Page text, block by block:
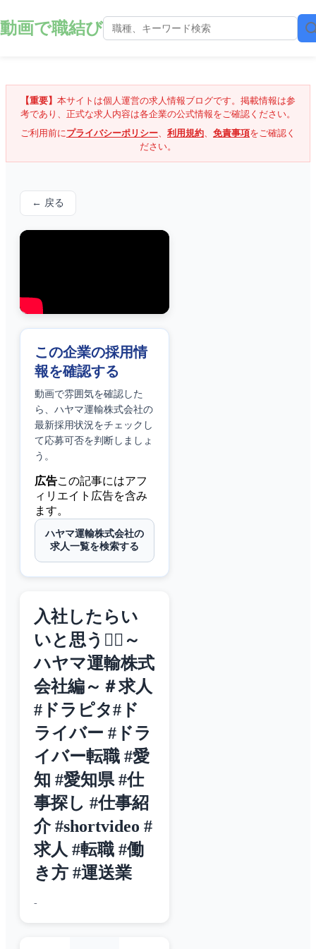
動画で職結び
【重要】 本サイトは個人運営の求人情報ブログです。掲載情報は参
考であり、正式な求人内容は各企業の公式情報をご確認ください。
ご利用前にプライバシーポリシー、 利用規約、 免責事項をご確認く
ださい。
← 戻る
この企業の採用情
報を確認する
動画で雰囲気を確認した
ら、 ハヤマ運輸株式会社の
最新採用状況をチェックし
て応募可否を判断しましょ
う。
広告この記事にはアフ
ィリエイト広告を含み
ます。
ハヤマ運輸株式会社の
求人一覧を検索する
入社したらい
いと思う👍🏻～
ハヤマ運輸株式
会社編～＃求人
#ドラピタ#ド
ライバー #ドラ
イバー転職 #愛
知 #愛知県 #仕
事探し #仕事紹
介 #shortvideo #
求人 #転職 #働
き方 #運送業
-